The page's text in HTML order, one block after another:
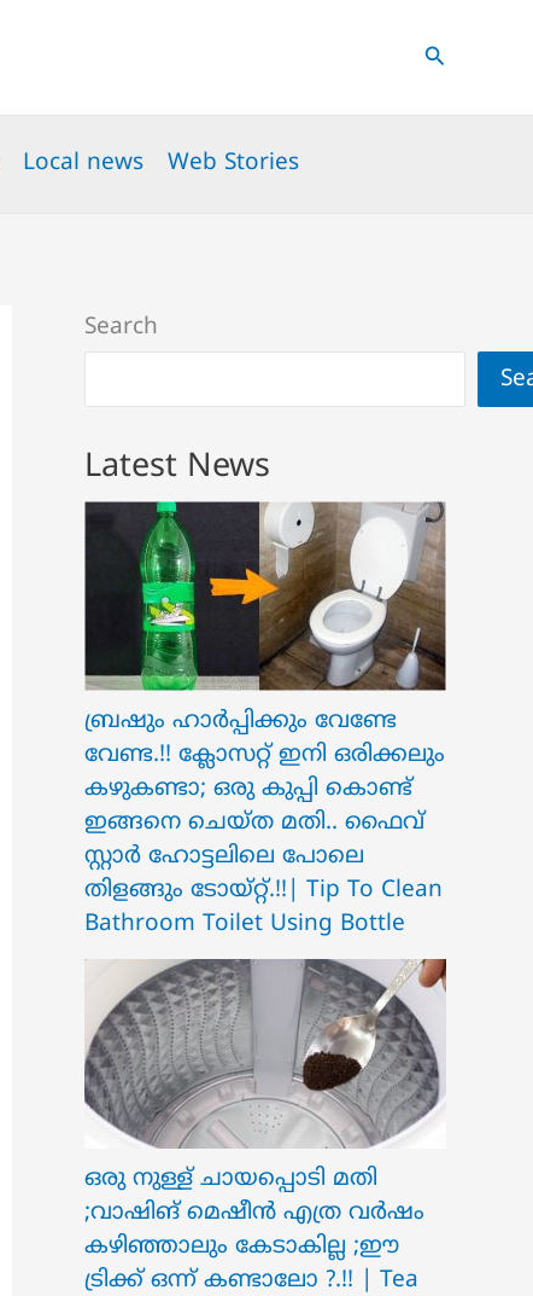
Search
Local news Web Stories
Search
Latest News
ബ്രഷും ഹാർപ്പിക്കും വേണ്ടേ
വേണ്ട.!! ക്ലോസറ്റ് ഇനി ഒരിക്കലും
കഴുകണ്ടാ; ഒരു കുപ്പി കൊണ്ട്
ഇങ്ങനെ ചെയ്ത മതി.. ഫൈവ്
സ്റ്റാർ ഹോട്ടലിലെ പോലെ
തിളങ്ങും ടോയ്റ്റ്.!!| Tip To Clean
Bathroom Toilet Using Bottle
ഒരു നുള്ള് ചായപ്പൊടി മതി
;വാഷിങ് മെഷീൻ എത്ര വർഷം
കഴിഞ്ഞാലും കേടാകില്ല ;ഈ
ട്രിക്ക് ഒന്ന് കണ്ടാലോ ?.!! | Tea